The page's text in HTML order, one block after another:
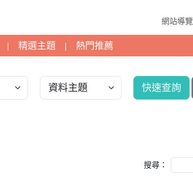
網站導覽
| 精選主題 | 熱門推薦
快速查詢
搜尋：